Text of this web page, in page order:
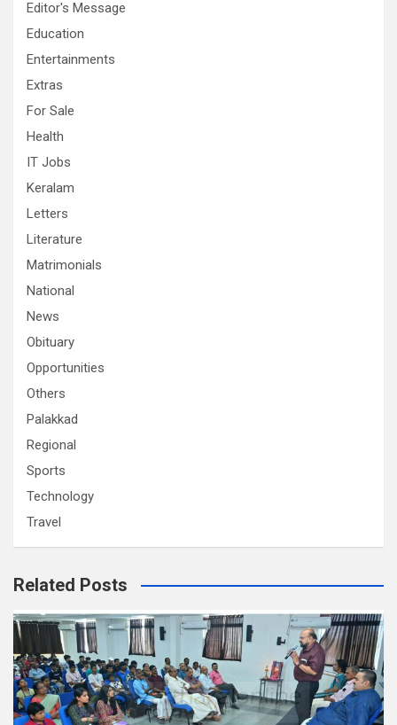
Editor's Message
Education
Entertainments
Extras
For Sale
Health
IT Jobs
Keralam
Letters
Literature
Matrimonials
National
News
Obituary
Opportunities
Others
Palakkad
Regional
Sports
Technology
Travel
Related Posts